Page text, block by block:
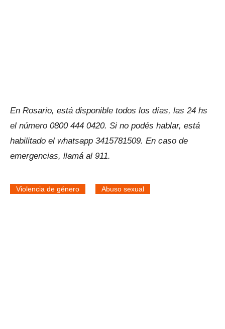
En Rosario, está disponible todos los días, las 24 hs
el número 0800 444 0420. Si no podés hablar, está
habilitado el whatsapp 3415781509. En caso de
emergencias, llamá al 911.
Violencia de género Abuso sexual